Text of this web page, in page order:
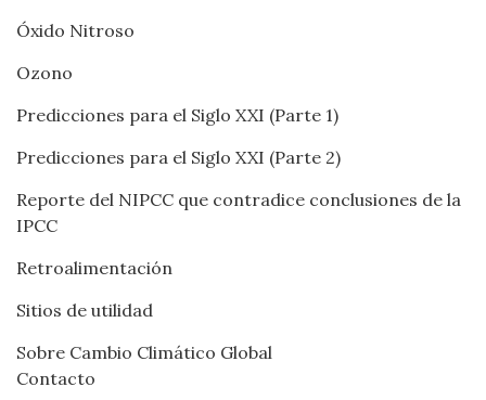
Óxido Nitroso
Ozono
Predicciones para el Siglo XXI (Parte 1)
Predicciones para el Siglo XXI (Parte 2)
Reporte del NIPCC que contradice conclusiones de la
IPCC
Retroalimentación
Sitios de utilidad
Sobre Cambio Climático Global
Contacto